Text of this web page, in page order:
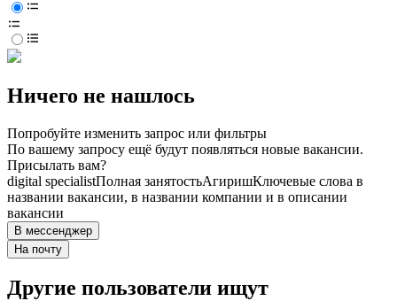
Ничего не нашлось
Попробуйте изменить запрос или фильтры
По вашему запросу ещё будут появляться новые вакансии.
Присылать вам?
digital specialistПолная занятостьАгиришКлючевые слова в
названии вакансии, в названии компании и в описании
вакансии
В мессенджер
На почту
Другие пользователи ищут